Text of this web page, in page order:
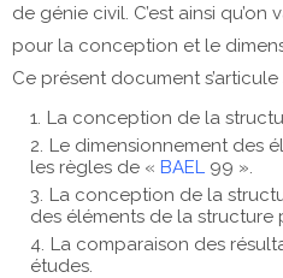
de génie civil. C’est ainsi qu’on
pour la conception et le
Ce présent document
La conception de la
Le dimensionnement des
les règles de « BAEL 99 ».
La conception de la
des éléments de la structure
La comparaison des
études.